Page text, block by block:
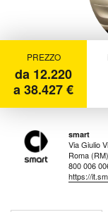
PREZZO
da 12.220
a 38.427 €
smart
Via Giulio
Roma
800 006
https://